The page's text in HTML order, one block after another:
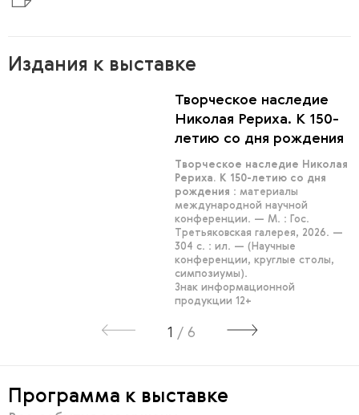
Издания к выставке
Творческое наследие
Николая Рериха. К 150-
летию со дня рождения
Творческое наследие Николая
Рериха. К 150-летию со дня
рождения : материалы
международной научной
конференции. — М. : Гос.
Третьяковская галерея, 2026. —
304 с. : ил. — (Научные
конференции, круглые столы,
симпозиумы).
Знак информационной
продукции 12+
1 / 6
Программа к выставке